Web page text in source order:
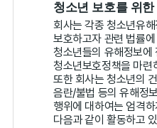
청소년 보호를 위한
회사는 각종 청소년유
보호하고자 관련 법률
청소년들의 유해정보에
청소년보호정책을 마련
또한 회사는 청소년의
음란/불법 등의 유해정
행위에 대하여는 엄격
다음과 같이 활동하고